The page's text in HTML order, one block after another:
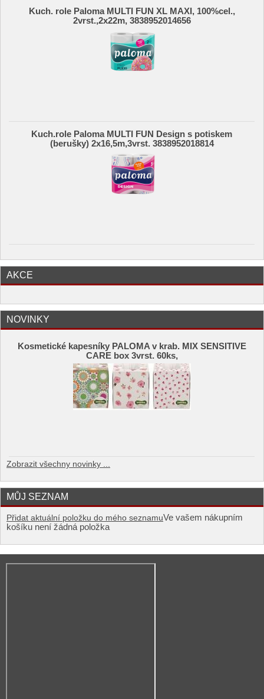
Kuch. role Paloma MULTI FUN XL MAXI, 100%cel.,
2vrst.,2x22m, 3838952014656
Kuch.role Paloma MULTI FUN Design s potiskem
(berušky) 2x16,5m,3vrst. 3838952018814
AKCE
NOVINKY
Kosmetické kapesníky PALOMA v krab. MIX SENSITIVE
CARE box 3vrst. 60ks,
Zobrazit všechny novinky ...
MŮJ SEZNAM
Přidat aktuální položku do mého seznamuVe vašem nákupním
košíku není žádná položka